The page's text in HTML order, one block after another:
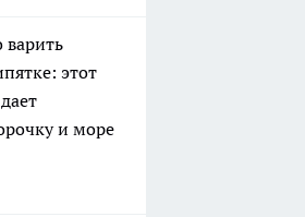
варить
этот
и море